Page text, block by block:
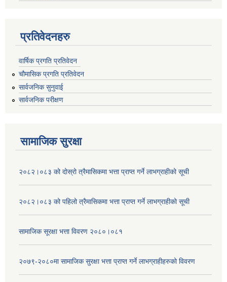
प्रतिवेदनहरु
वार्षिक प्रगति प्रतिवेदन
चौमासिक प्रगति प्रतिवेदन
सार्वजनिक सुनुवाई
सार्वजनिक परीक्षण
सामाजिक सुरक्षा
२०८२।०८३ को दोस्रो त्रैमासिकमा भत्ता प्राप्‍त गर्ने लाभग्राहीको सूची
२०८२।०८३ को पहिलो त्रैमासिकमा भत्ता प्राप्‍त गर्ने लाभग्राहीको सूची
सामाजिक सूरक्षा भत्ता विवरण २०८०।०८१
२०७९-२०८०मा सामाजिक सुरक्षा भत्ता प्राप्त गर्ने लाभग्राहीहरुको विवरण